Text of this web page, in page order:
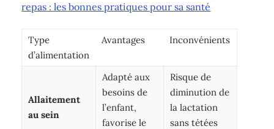
repas : les bonnes pratiques pour sa santé
Type
d’alimentation
Avantages Inconvénients
Allaitement
au sein
Adapté aux
besoins de
l’enfant,
favorise le
Risque de
diminution de
la lactation
sans tétées